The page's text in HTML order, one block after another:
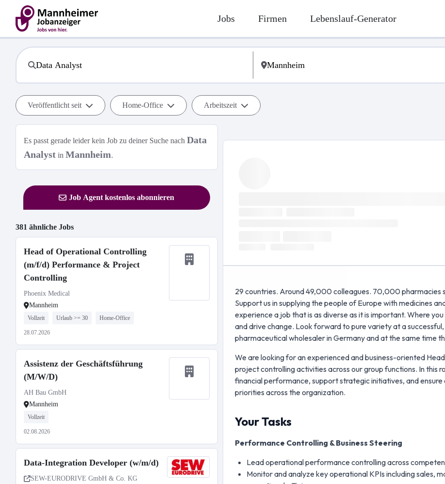
Jobs Firmen Lebenslauf-Generator
Veröffentlicht seit Home-Office Arbeitszeit
Es passt gerade leider kein Job zu deiner Suche nach Data
Analyst in Mannheim.
Job Agent kostenlos abonnieren
381 ähnliche Jobs
Head of Operational Controlling
(m/f/d) Performance & Project
Controlling
Phoenix Medical
Mannheim
Vollzeit Urlaub >= 30 Home-Office
28.07.2026
Assistenz der Geschäftsführung
(M/W/D)
AH Bau GmbH
Mannheim
Vollzeit
02.08.2026
Data-Integration Developer (w/m/d)
SEW-EURODRIVE GmbH & Co. KG